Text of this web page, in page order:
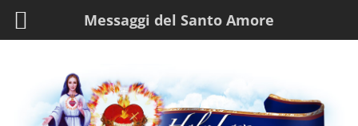
Messaggi del Santo Amore